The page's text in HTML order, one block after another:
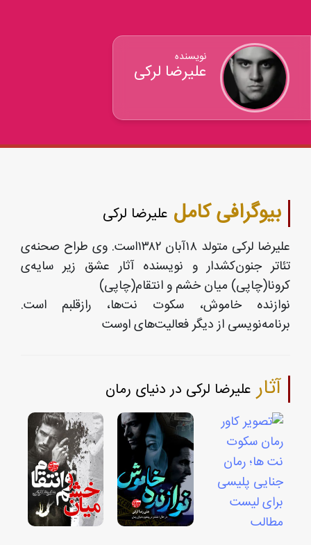
نویسنده
علیرضا لرکی
بیوگرافی کامل علیرضا لرکی
علیرضا لرکی متولد ۱۸آبان ۱۳۸۲است. وی طراح صحنه‌ی
تئاتر جنون‌کشدار و نویسنده آثار عشق زیر سایه‌ی
کرونا(چاپی) میان خشم و انتقام(چاپی)
نوازنده خاموش، سکوت نت‌ها، رازقلبم است.
برنامه‌نویسی از دیگر فعالیت‌های اوست
آثار علیرضا لرکی در دنیای رمان